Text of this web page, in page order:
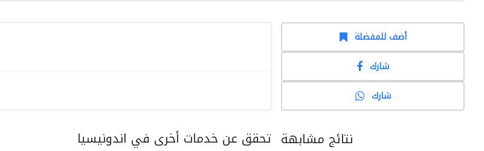
تحقق عن خدمات أخرى في اندونيسيا
أضف للمفضلة
شارك
شارك
نتائج مشابهة